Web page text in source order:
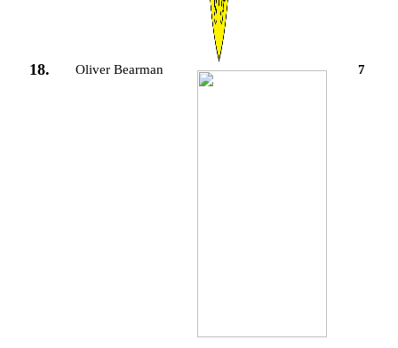
18. Oliver Bearman 7